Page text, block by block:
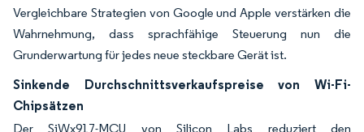
Vergleichbare Strategien von Google und Apple verstärken die
Wahrnehmung, dass sprachfähige Steuerung nun die
Grunderwartung für jedes neue steckbare Gerät ist.
Sinkende Durchschnittsverkaufspreise von Wi-Fi-
Chipsätzen
Der SiWx917-MCU von Silicon Labs reduziert den